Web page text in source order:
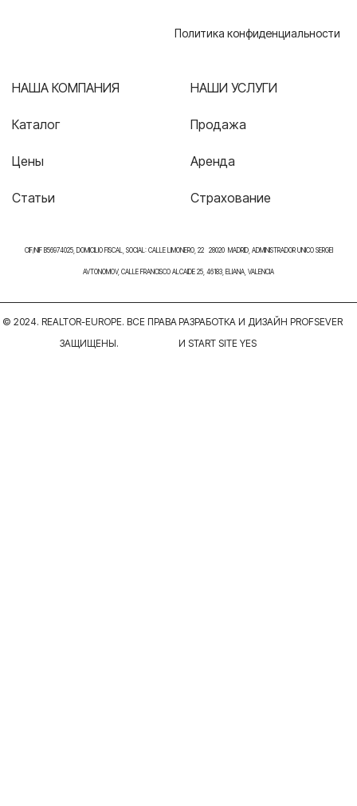
Политика конфиденциальности
НАША КОМПАНИЯ
Каталог
Цены
Статьи
НАШИ УСЛУГИ
Продажа
Аренда
Страхование
CIF/NIF B56974025, DOMICILIO FISCAL, SOCIAL: CALLE LIMONERO, 22 28020 MADRID, ADMINISTRADOR UNICO SERGEI
AVTONOMOV, CALLE FRANCISCO ALCAIDE 25, 46183, ELIANA, VALENCIA
© 2024. REALTOR-EUROPE. ВСЕ ПРАВА
ЗАЩИЩЕНЫ.
РАЗРАБОТКА И ДИЗАЙН PROFSEVER
И START SITE YES